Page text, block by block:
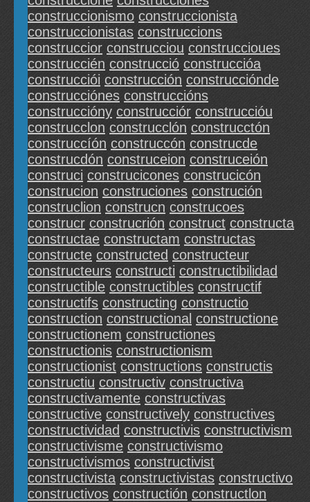
construccionismo construccionista
construccionistas construccions
construccior construcciou construccioues
construccién construcció construccióa
construcciói construcción construcciónde
construcciónes construccións
construccióny construcciór construccióu
construcclon construcclón construcctón
construccíón construccón construcde
construcdón construceion construceión
construci construcicones construcicón
construcion construciones construción
construclion construcn construcoes
construcr construcrión construct constructa
constructae constructam constructas
constructe constructed constructeur
constructeurs constructi constructibilidad
constructible constructibles constructif
constructifs constructing constructio
construction constructional constructione
constructionem constructiones
constructionis constructionism
constructionist constructions constructis
constructiu constructiv constructiva
constructivamente constructivas
constructive constructively constructives
constructividad constructivis constructivism
constructivisme constructivismo
constructivismos constructivist
constructivista constructivistas constructivo
constructivos constructión constructlon